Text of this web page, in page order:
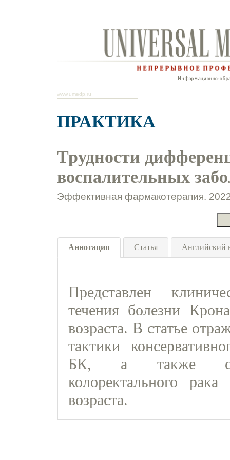
www.umedp.ru
ПРАКТИКА
Трудности
воспалительных
Эффективная фармакотерапия.
Аннотация Статья Английский
Представлен
течения болезни
возраста. В статье
тактики
БК, а также
колоректального
возраста.